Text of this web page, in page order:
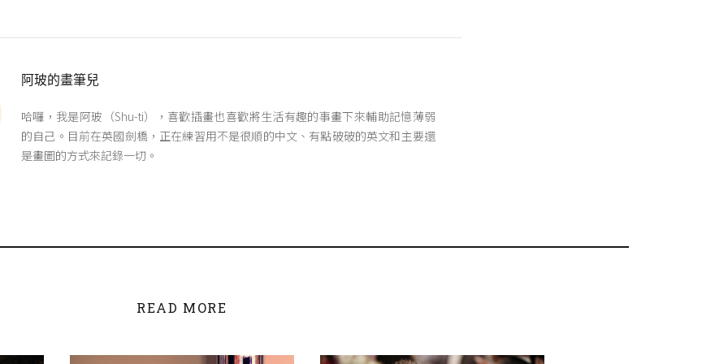
阿玻的畫筆兒
哈囉，我是阿玻（Shu-ti），喜歡插畫也喜歡將生活有趣的事畫下來輔助記憶薄弱
的自己。目前在英國劍橋，正在練習用不是很順的中文、有點破破的英文和主要還
是畫圖的方式來記錄一切。
READ MORE